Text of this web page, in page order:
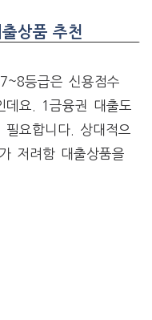
상품 추천
등급은 신용점수
데요. 1금융권 대출도
요합니다. 상대적으
저려함 대출상품을